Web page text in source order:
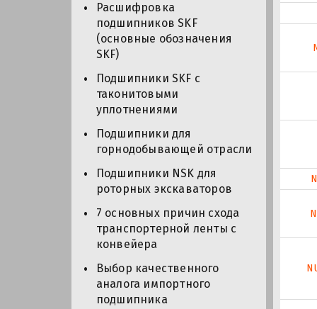
Расшифровка
подшипников SKF
(основные обозначения
SKF)
Подшипники SKF с
таконитовыми
уплотнениями
Подшипники для
горнодобывающей отрасли
Подшипники NSK для
роторных экскаваторов
7 основных причин схода
транспортерной ленты с
конвейера
Выбор качественного
аналога импортного
подшипника